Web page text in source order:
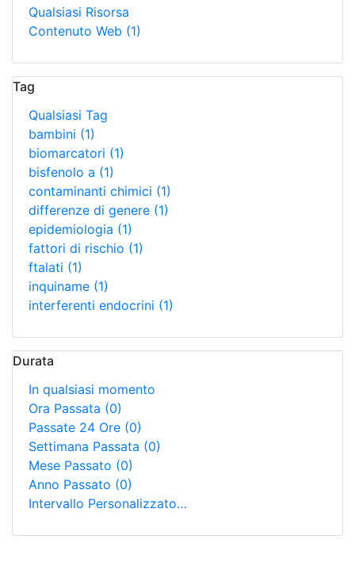
Qualsiasi Risorsa
Contenuto Web (1)
Tag
Qualsiasi Tag
bambini (1)
biomarcatori (1)
bisfenolo a (1)
contaminanti chimici (1)
differenze di genere (1)
epidemiologia (1)
fattori di rischio (1)
ftalati (1)
inquiname (1)
interferenti endocrini (1)
Durata
In qualsiasi momento
Ora Passata (0)
Passate 24 Ore (0)
Settimana Passata (0)
Mese Passato (0)
Anno Passato (0)
Intervallo Personalizzato…